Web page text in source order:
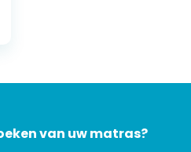
van uw matras?